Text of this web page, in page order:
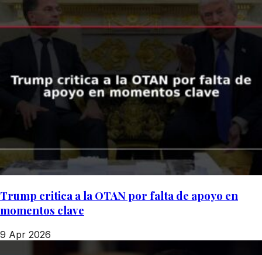
Trump critica a la OTAN por falta de apoyo en
momentos clave
9 Apr 2026